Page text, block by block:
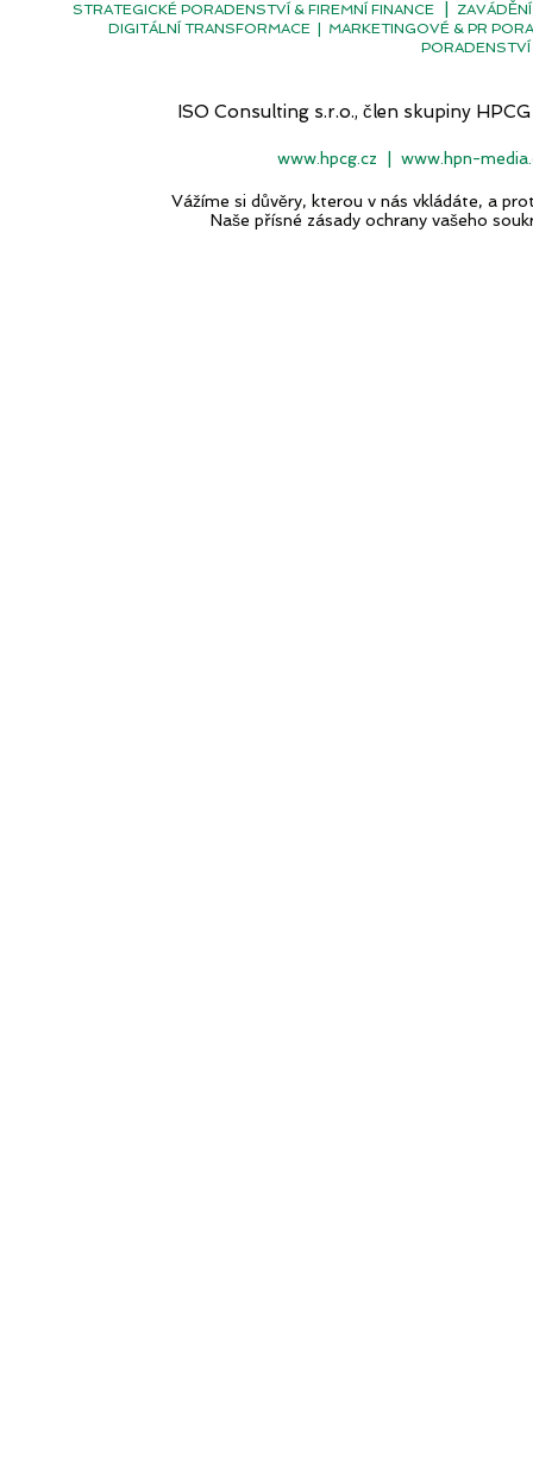
STRATEGICKÉ PORADENSTVÍ & FIREMNÍ FINANCE
DIGITÁLNÍ TRANSFORMACE
MARKETINGOVÉ & PR
ISO Consulting s.r.o., člen skupiny
www.hpcg.cz www.hpn-
Vážíme si důvěry, kterou v nás vkládáte, a
Naše přísné zásady ochrany vašeho